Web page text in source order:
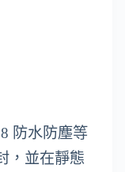
防水防塵等
，並在靜態